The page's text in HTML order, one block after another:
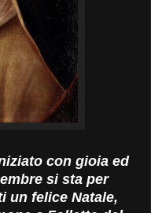
con gioia ed
si sta per
un felice Natale,